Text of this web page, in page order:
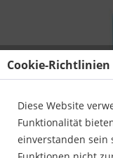
Cookie-Richtlinien
Diese Website
Funktionalität
einverstanden sein